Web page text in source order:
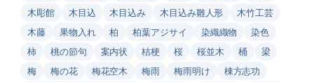
木彫館
木目込 木目込み 木目込み雛人形
木竹工芸
木藤
果物入れ 柏 柏葉アジサイ 染織織物
染色
柿
桃の節句 案内状 桔梗 桜 桜並木 桶
梁
梅
梅の花 梅花空木 梅雨 梅雨明け
棟方志功